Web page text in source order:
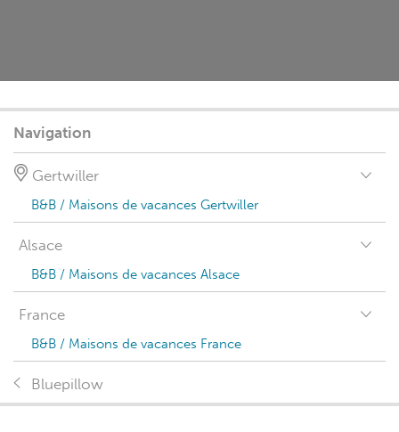
Navigation
Gertwiller
B&B / Maisons de vacances Gertwiller
Alsace
B&B / Maisons de vacances Alsace
France
B&B / Maisons de vacances France
Bluepillow